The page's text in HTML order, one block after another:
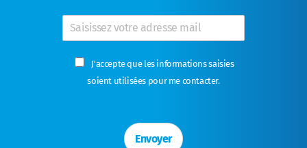
J'accepte que les informations saisies
soient utilisées pour me contacter.
Envoyer